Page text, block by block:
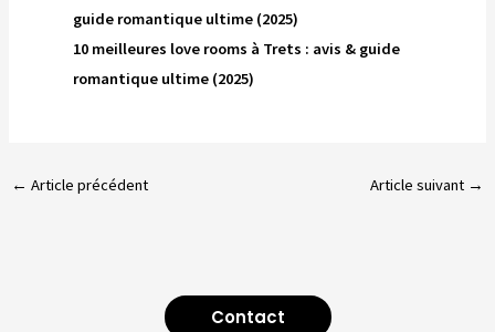
guide romantique ultime (2025)
10 meilleures love rooms à Trets : avis & guide
romantique ultime (2025)
← Article précédent Article suivant →
Contact